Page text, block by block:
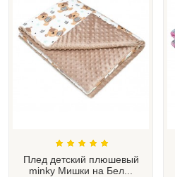
Плед детский плюшевый
minky Мишки на Бел...